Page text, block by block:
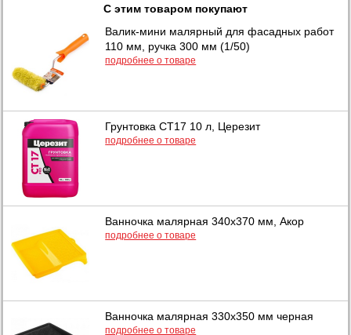
С этим товаром покупают
Валик-мини малярный для фасадных работ
110 мм, ручка 300 мм (1/50)
подробнее о товаре
Грунтовка СТ17 10 л, Церезит
подробнее о товаре
Ванночка малярная 340х370 мм, Акор
подробнее о товаре
Ванночка малярная 330х350 мм черная
подробнее о товаре